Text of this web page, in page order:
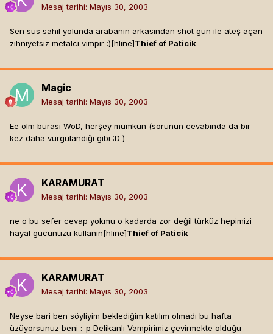
Mesaj tarihi: Mayıs 30, 2003
Sen sus sahil yolunda arabanın arkasından shot gun ile ateş açan
zihniyetsiz metalci vimpir :)[hline]Thief of Paticik
Magic
Mesaj tarihi: Mayıs 30, 2003
Ee olm burası WoD, herşey mümkün (sorunun cevabında da bir
kez daha vurgulandığı gibi :D )
KARAMURAT
Mesaj tarihi: Mayıs 30, 2003
ne o bu sefer cevap yokmu o kadarda zor değil türküz hepimizi
hayal gücünüzü kullanın[hline]Thief of Paticik
KARAMURAT
Mesaj tarihi: Mayıs 30, 2003
Neyse bari ben söyliyim beklediğim katılım olmadı bu hafta
üzüyorsunuz beni :-p Delikanlı Vampirimiz çevirmekte olduğu